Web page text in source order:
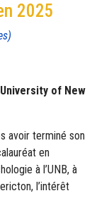
2025
of New
avoir terminé son
en
à l’UNB, à
l’intérêt